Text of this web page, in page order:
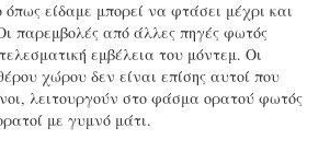
είδαμε μπορεί να φτάσει μέχρι και
παρεμβολές από άλλες πηγές φωτός
εμβέλεια του μόντεμ. Οι
χώρου δεν είναι επίσης αυτοί που
λειτουργούν στο φάσμα ορατού φωτός
με γυμνό μάτι.